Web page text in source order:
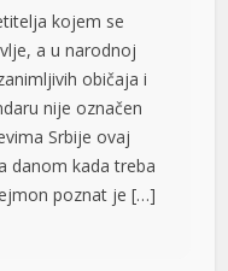
kojem se
a u narodnoj
običaja i
nije označen
Srbije ovaj
danom kada treba
poznat je […]